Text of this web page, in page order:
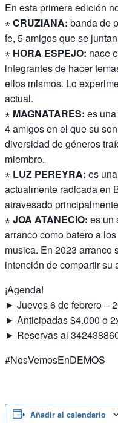
En esta primera edición
⋆CRUZIANA: banda de
fe, 5 amigos que se
⋆ HORA ESPEJO: nace
integrantes de hacer
ellos mismos. Lo
actual.
⋆ MAGNATARES: es
4 amigos en el que su
diversidad de géneros
miembro.
⋆ LUZ PEREYRA: es
actualmente radicada en
atravesado
⋆JOA ATANECIO: es un
arranco como batero a
musica. En 2023 arranco
intención de compartir su
¡Agenda!
► Jueves 6 de febrero –
► Anticipadas $4.000 o
► Reservas al
#NosVemosEnDEMOS
Añadir al calendario